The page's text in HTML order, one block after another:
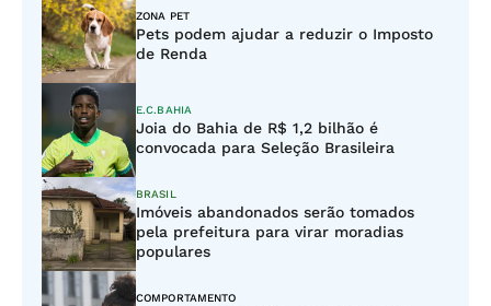
ZONA PET
Pets podem ajudar a reduzir o Imposto
de Renda
E.C.BAHIA
Joia do Bahia de R$ 1,2 bilhão é
convocada para Seleção Brasileira
BRASIL
Imóveis abandonados serão tomados
pela prefeitura para virar moradias
populares
COMPORTAMENTO